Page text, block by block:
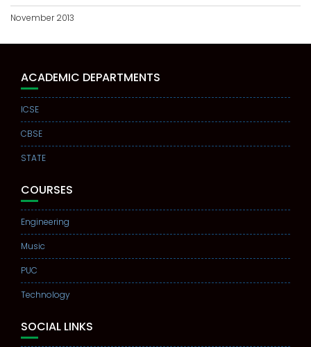
November 2013
ACADEMIC DEPARTMENTS
ICSE
CBSE
STATE
COURSES
Engineering
Music
PUC
Technology
SOCIAL LINKS